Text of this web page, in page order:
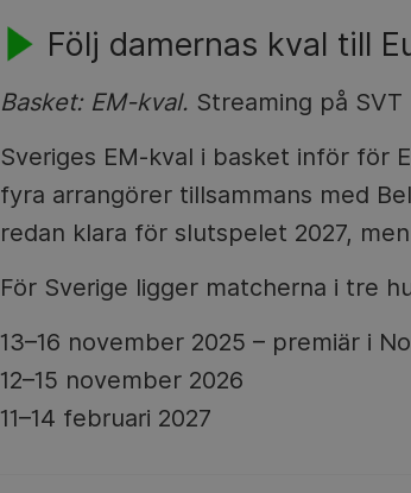
Följ damernas kval till
Basket: EM-kval. Streaming på SVT
Sveriges EM-kval i basket inför för
fyra arrangörer tillsammans med
redan klara för slutspelet 2027,
För Sverige ligger matcherna i tre
13–16 november 2025 – premiär i
12–15 november 2026
11–14 februari 2027